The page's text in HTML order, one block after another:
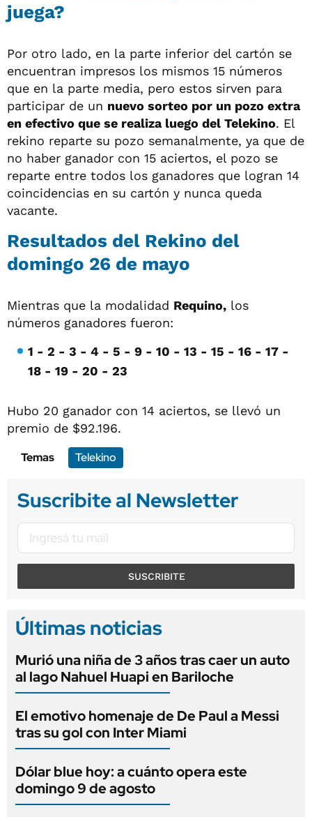
juega?
Por otro lado, en la parte inferior del cartón se
encuentran impresos los mismos 15 números
que en la parte media, pero estos sirven para
participar de un nuevo sorteo por un pozo extra
en efectivo que se realiza luego del Telekino. El
rekino reparte su pozo semanalmente, ya que de
no haber ganador con 15 aciertos, el pozo se
reparte entre todos los ganadores que logran 14
coincidencias en su cartón y nunca queda
vacante.
Resultados del Rekino del
domingo 26 de mayo
Mientras que la modalidad Requino, los
números ganadores fueron:
1 - 2 - 3 - 4 - 5 - 9 - 10 - 13 - 15 - 16 - 17 -
18 - 19 - 20 - 23
Hubo 20 ganador con 14 aciertos, se llevó un
premio de $92.196.
Temas
Telekino
Suscribite al Newsletter
SUSCRIBITE
Últimas noticias
Murió una niña de 3 años tras caer un auto
al lago Nahuel Huapi en Bariloche
El emotivo homenaje de De Paul a Messi
tras su gol con Inter Miami
Dólar blue hoy: a cuánto opera este
domingo 9 de agosto